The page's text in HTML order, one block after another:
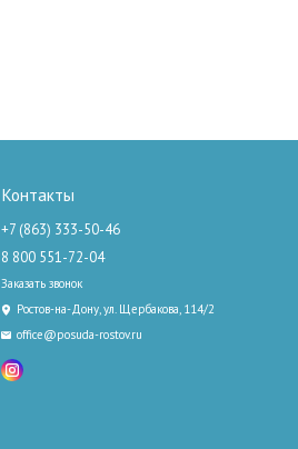
Контакты
+7 (863) 333-50-46
8 800 551-72-04
Заказать звонок
Ростов-на-Дону, ул. Щербакова, 114/2
office@posuda-rostov.ru